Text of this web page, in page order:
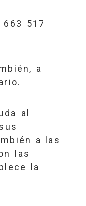
517
a
al
a las
las
la